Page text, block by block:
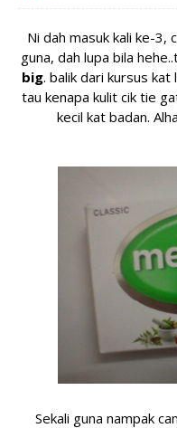
Ni dah masuk kali ke-3,
guna, dah lupa bila
big. balik dari kursus kat
tau kenapa kulit cik tie
kecil kat badan.
Sekali guna nampak